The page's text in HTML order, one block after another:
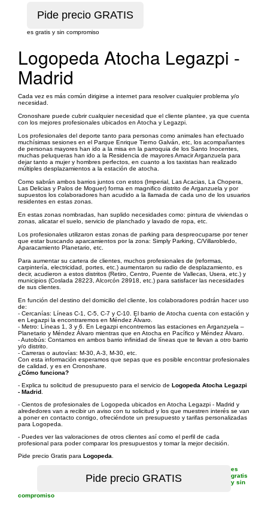
es gratis y sin compromiso
Logopeda Atocha Legazpi -
Madrid
Cada vez es más común dirigirse a internet para resolver cualquier problema y/o
necesidad.
Cronoshare puede cubrir cualquier necesidad que el cliente plantee, ya que cuenta
con los mejores profesionales ubicados en Atocha y Legazpi.
Los profesionales del deporte tanto para personas como animales han efectuado
muchísimas sesiones en el Parque Enrique Tierno Galván, etc, los acompañantes
de personas mayores han ido a la misa en la parroquia de los Santo Inocentes,
muchas peluqueras han ido a la Residencia de mayores Amacir Arganzuela para
dejar tanto a mujer y hombres perfectos, en cuanto a los taxistas han realizado
múltiples desplazamientos a la estación de atocha.
Como sabrán ambos barrios juntos con estos (Imperial, Las Acacias, La Chopera,
Las Delicias y Palos de Moguer) forma en magnifico distrito de Arganzuela y por
supuestos los colaboradores han acudido a la llamada de cada uno de los usuarios
residentes en estas zonas.
En estas zonas nombradas, han suplido necesidades como: pintura de viviendas o
zonas, alicatar el suelo, servicio de planchado y lavado de ropa, etc.
Los profesionales utilizaron estas zonas de parking para despreocuparse por tener
que estar buscando aparcamientos por la zona: Simply Parking, C/Villarobledo,
Aparacamiento Planetario, etc.
Para aumentar su cartera de clientes, muchos profesionales de (reformas,
carpintería, electricidad, portes, etc.) aumentaron su radio de desplazamiento, es
decir, acudieron a estos distritos (Retiro, Centro, Puente de Vallecas, Usera, etc.) y
municipios (Coslada 28223, Alcorcón 28918, etc.) para satisfacer las necesidades
de sus clientes.
En función del destino del domicilio del cliente, los colaboradores podrán hacer uso
de:
- Cercanías: Líneas C-1, C-5, C-7 y C-10. El barrio de Atocha cuenta con estación y
en Legazpi la encontraremos en Méndez Álvaro.
- Metro: Líneas 1, 3 y 6. En Legazpi encontremos las estaciones en Arganzuela –
Planetario y Méndez Álvaro mientras que en Atocha en Pacífico y Méndez Álvaro.
- Autobús: Contamos en ambos barrio infinidad de líneas que te llevan a otro barrio
y/o distrito.
- Carreras o autovías: M-30, A-3, M-30, etc.
Con esta información esperamos que sepas que es posible encontrar profesionales
de calidad, y es en Cronoshare.
¿Cómo funciona?
- Explica tu solicitud de presupuesto para el servicio de Logopeda Atocha Legazpi
- Madrid
- Cientos de profesionales de Logopeda ubicados en Atocha Legazpi - Madrid y
alrededores van a recibir un aviso con tu solicitud y los que muestren interés se van
a poner en contacto contigo, ofreciéndote un presupuesto y tarifas personalizadas
para Logopeda.
- Puedes ver las valoraciones de otros clientes así como el perfil de cada
profesional para poder comparar los presupuestos y tomar la mejor decisión.
Pide precio Gratis para Logopeda
es
gratis
y sin
compromiso